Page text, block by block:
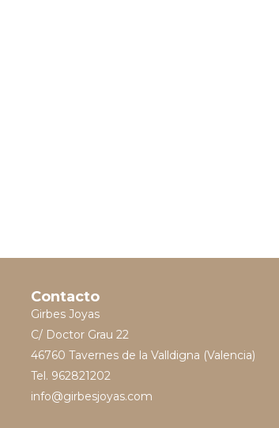
Contacto
Girbes Joyas
C/ Doctor Grau 22
46760 Tavernes de la Valldigna (Valencia)
Tel. 962821202
info@girbesjoyas.com